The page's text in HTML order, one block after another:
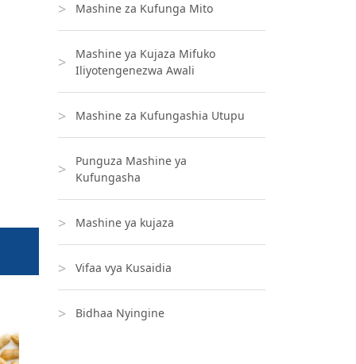
Mashine za Kufunga Mito
Mashine ya Kujaza Mifuko
Iliyotengenezwa Awali
Mashine za Kufungashia Utupu
Punguza Mashine ya
Kufungasha
Mashine ya kujaza
Vifaa vya Kusaidia
Bidhaa Nyingine